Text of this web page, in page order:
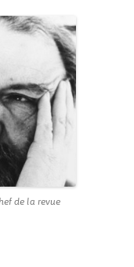
de la revue